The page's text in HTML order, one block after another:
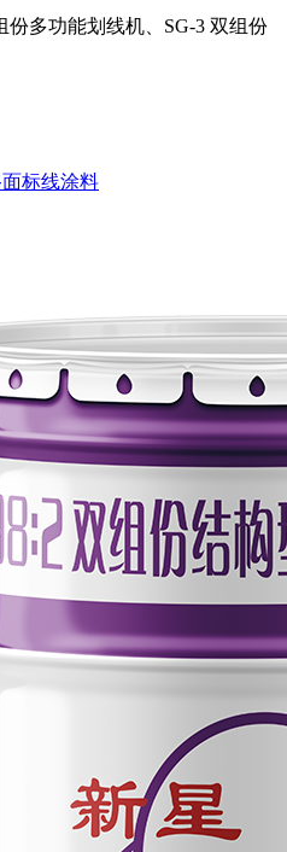
份多功能划线机、SG-3 双组份
标线涂料